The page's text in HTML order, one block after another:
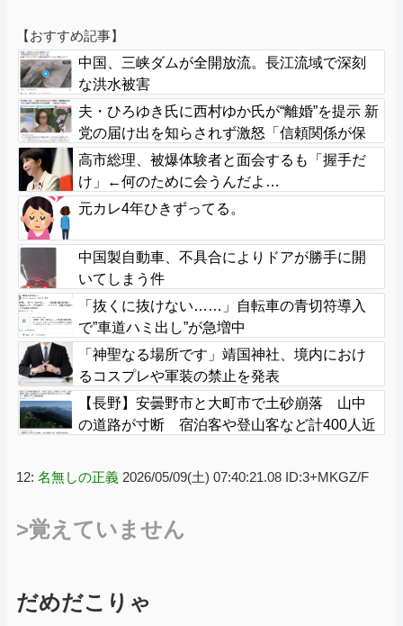
【おすすめ記事】
中国、三峡ダムが全開放流。長江流域で深刻
な洪水被害
夫・ひろゆき氏に西村ゆか氏が“離婚”を提示 新
党の届け出を知らされず激怒「信頼関係が保
てず夫婦を続けるのは無理」
高市総理、被爆体験者と面会するも「握手だ
け」←何のために会うんだよ…
元カレ4年ひきずってる。
中国製自動車、不具合によりドアが勝手に開
いてしまう件
「抜くに抜けない……」自転車の青切符導入
で”車道ハミ出し”が急増中
「神聖なる場所です」靖国神社、境内におけ
るコスプレや軍装の禁止を発表
【長野】安曇野市と大町市で土砂崩落 山中
の道路が寸断 宿泊客や登山客など計400人近
12: 名無しの正義 2026/05/09(土) 07:40:21.08 ID:3+MKGZ/F
>覚えていません
だめだこりゃ